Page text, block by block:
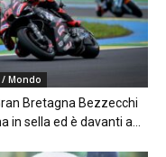
Mondo
Bretagna Bezzecchi
in sella ed è davanti a...